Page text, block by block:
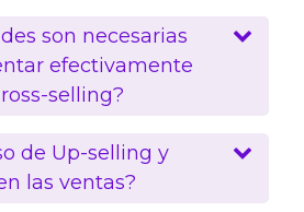
son necesarias
efectivamente
selling?
de Up-selling y
las ventas?